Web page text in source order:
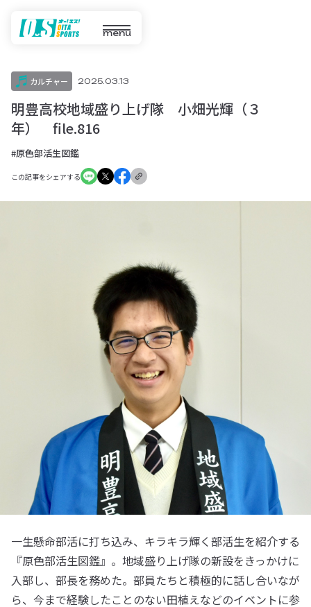
menu
カルチャー 2025.03.13
明豊高校地域盛り上げ隊 小畑光輝（３
年） file.816
#原色部活生図鑑
この記事をシェアする
一生懸命部活に打ち込み、キラキラ輝く部活生を紹介する
『原色部活生図鑑』。地域盛り上げ隊の新設をきっかけに
入部し、部長を務めた。部員たちと積極的に話し合いなが
ら、今まで経験したことのない田植えなどのイベントに参